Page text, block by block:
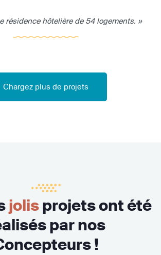
résidence hôtelière de 54 logements. »
Chargez plus de projets
jolisprojets ont été
par nos
!